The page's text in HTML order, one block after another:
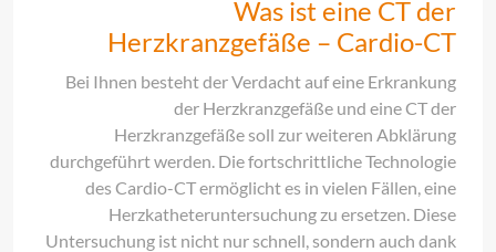
Was ist eine CT der
Herzkranzgefäße – Cardio-CT
Bei Ihnen besteht der Verdacht auf eine Erkrankung
der Herzkranzgefäße und eine CT der
Herzkranzgefäße soll zur weiteren Abklärung
durchgeführt werden. Die fortschrittliche Technologie
des Cardio-CT ermöglicht es in vielen Fällen, eine
Herzkatheteruntersuchung zu ersetzen. Diese
Untersuchung ist nicht nur schnell, sondern auch dank